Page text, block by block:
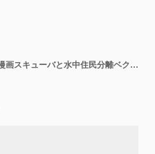
ダイビング等尺性のアイコン漫画スキューバと水中住民分離ベクトル イラスト ダイビング スーツを着た人々 のセット